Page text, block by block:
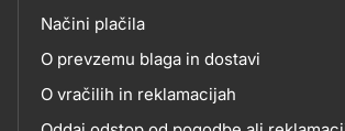
Načini plačila
O prevzemu blaga in dostavi
O vračilih in reklamacijah